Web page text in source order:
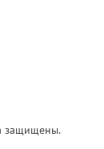
защищены.